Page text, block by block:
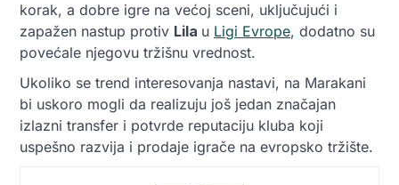
korak, a dobre igre na većoj sceni, uključujući i
zapažen nastup protiv Lila u Ligi Evrope, dodatno su
povećale njegovu tržišnu vrednost.
Ukoliko se trend interesovanja nastavi, na Marakani
bi uskoro mogli da realizuju još jedan značajan
izlazni transfer i potvrde reputaciju kluba koji
uspešno razvija i prodaje igrače na evropsko tržište.